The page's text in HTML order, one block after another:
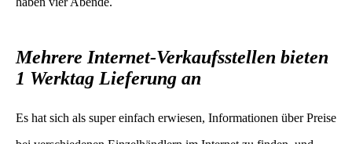
Mehrere Internet-Verkaufsstellen bieten
1 Werktag Lieferung an
Es hat sich als super einfach erwiesen, Informationen über Preise